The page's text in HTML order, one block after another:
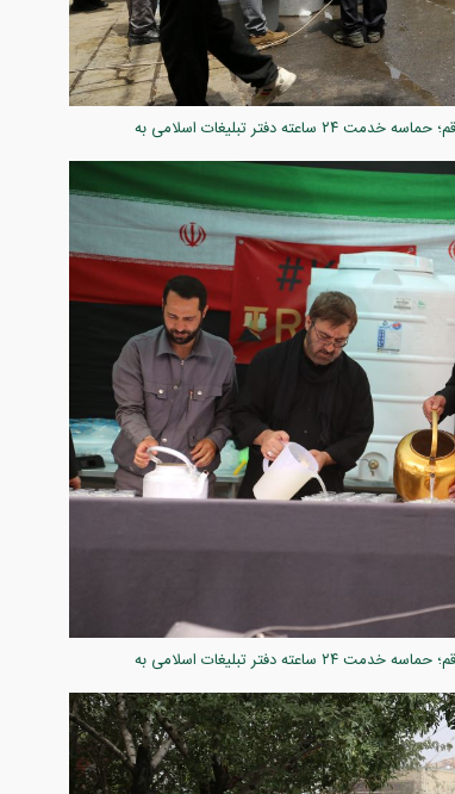
گزارش تصویری ۵ /میزبانی کریمانه در سایه خورشید قم؛ حماسه خدمت ۲۴ ساعته دفتر تبلیغات اسلامی به
گزارش تصویری ۵ /میزبانی کریمانه در سایه خورشید قم؛ حماسه خدمت ۲۴ ساعته دفتر تبلیغات اسلامی به